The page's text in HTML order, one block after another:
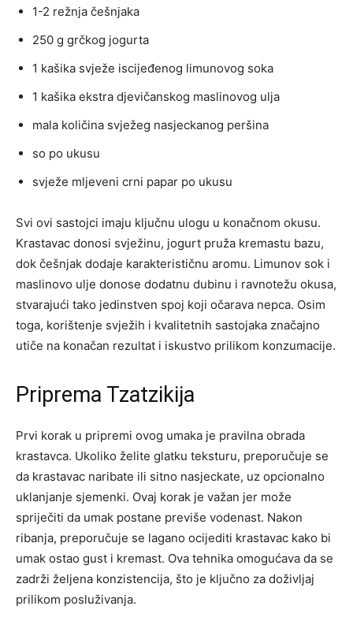
1-2 režnja češnjaka
250 g grčkog jogurta
1 kašika svježe iscijeđenog limunovog soka
1 kašika ekstra djevičanskog maslinovog ulja
mala količina svježeg nasjeckanog peršina
so po ukusu
svježe mljeveni crni papar po ukusu
Svi ovi sastojci imaju ključnu ulogu u konačnom okusu.
Krastavac donosi svježinu, jogurt pruža kremastu bazu,
dok češnjak dodaje karakterističnu aromu. Limunov sok i
maslinovo ulje donose dodatnu dubinu i ravnotežu okusa,
stvarajući tako jedinstven spoj koji očarava nepca. Osim
toga, korištenje svježih i kvalitetnih sastojaka značajno
utiče na konačan rezultat i iskustvo prilikom konzumacije.
Priprema Tzatzikija
Prvi korak u pripremi ovog umaka je pravilna obrada
krastavca. Ukoliko želite glatku teksturu, preporučuje se
da krastavac naribate ili sitno nasjeckate, uz opcionalno
uklanjanje sjemenki. Ovaj korak je važan jer može
spriječiti da umak postane previše vodenast. Nakon
ribanja, preporučuje se lagano ocijediti krastavac kako bi
umak ostao gust i kremast. Ova tehnika omogućava da se
zadrži željena konzistencija, što je ključno za doživljaj
prilikom posluživanja.